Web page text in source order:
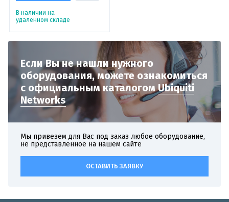
В наличии на
удаленном складе
Если Вы не нашли нужного
оборудования,можете ознакомиться
с официальнымкаталогомUbiquiti
Networks
Мы привезем для Вас под заказ любое оборудование,
не представленное на нашем сайте
ОСТАВИТЬ ЗАЯВКУ